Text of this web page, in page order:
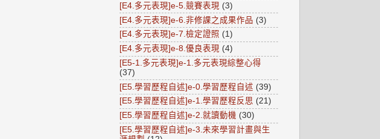
[E4.多元表現]e-5.競賽表現 (3)
[E4.多元表現]e-6.非修課之成果作品 (3)
[E4.多元表現]e-7.檢定證照 (1)
[E4.多元表現]e-8.優良表現 (4)
[E5-1.多元表現]e-1.多元表現綜整心得
(37)
[E5.學習歷程自述]e-0.學習歷程自述 (39)
[E5.學習歷程自述]e-1.學習歷程反思 (21)
[E5.學習歷程自述]e-2.就讀動機 (30)
[E5.學習歷程自述]e-3.未來學習計畫與生